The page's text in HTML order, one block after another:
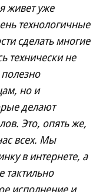
живет уже
технологичные
сделать многие
технически не
но и
делают
Это, опять же,
всех. Мы
в интернете, а
тактильно
исполнение и